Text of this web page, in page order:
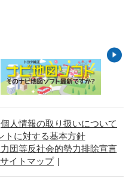
個人情報の取り扱いについて
トに対する基本方針
団等反社会的勢力排除宣言
サイトマップ